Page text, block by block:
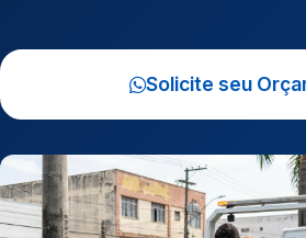
Solicite seu